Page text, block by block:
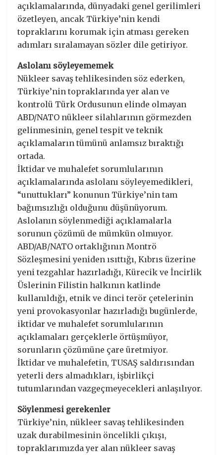
açıklamalarında, dünyadaki genel gerilimleri
özetleyen, ancak Türkiye’nin kendi
topraklarını korumak için atması gereken
adımları sıralamayan sözler dile getiriyor.
Aslolanı söyleyememek
Nükleer savaş tehlikesinden söz ederken,
Türkiye’nin topraklarında yer alan ve
kontrolü Türk Ordusunun elinde olmayan
ABD/NATO nükleer silahlarının görmezden
gelinmesinin, genel tespit ve teknik
açıklamaların tümünü anlamsız bıraktığı
ortada.
İktidar ve muhalefet sorumlularının
açıklamalarında aslolanı söyleyemedikleri,
“unuttukları” konunun Türkiye’nin tam
bağımsızlığı olduğunu düşünüyorum.
Aslolanın söylenmediği açıklamalarla
sorunun çözümü de mümkün olmuyor.
ABD/AB/NATO ortaklığının Montrö
Sözleşmesini yeniden ısıttığı, Kıbrıs üzerine
yeni tezgahlar hazırladığı, Kürecik ve İncirlik
Üslerinin Filistin halkının katlinde
kullanıldığı, etnik ve dinci terör çetelerinin
yeni provokasyonlar hazırladığı bugünlerde,
iktidar ve muhalefet sorumlularının
açıklamaları gerçeklerle örtüşmüyor,
sorunların çözümüne çare üretmiyor.
İktidar ve muhalefetin, TUSAŞ saldırısından
yeterli ders almadıkları, işbirlikçi
tutumlarından vazgeçmeyecekleri anlaşılıyor.
Söylenmesi gerekenler
Türkiye’nin, nükleer savaş tehlikesinden
uzak durabilmesinin öncelikli çıkışı,
topraklarımızda yer alan nükleer savaş